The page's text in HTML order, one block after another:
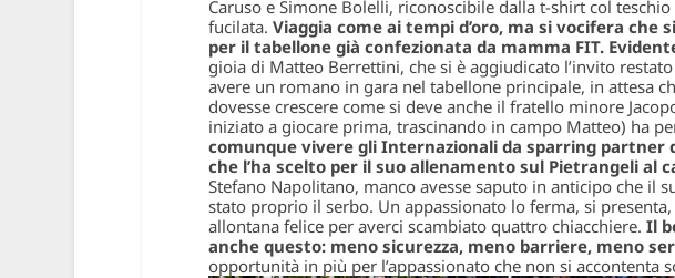
Caruso e Simone Bolelli, riconoscibile dalla t-shirt col
fucilata. Viaggia come ai tempi d’oro, ma si vocifera che
per il tabellone già confezionata da mamma FIT.
gioia di Matteo Berrettini, che si è aggiudicato l’invito
avere un romano in gara nel tabellone principale, in attesa
dovesse crescere come si deve anche il fratello minore
iniziato a giocare prima, trascinando in campo Matteo) ha
comunque vivere gli Internazionali da sparring partner
che l’ha scelto per il suo allenamento sul Pietrangeli al
Stefano Napolitano, manco avesse saputo in anticipo che il
stato proprio il serbo. Un appassionato lo ferma, si presenta,
allontana felice per averci scambiato quattro chiacchiere. Il
anche questo: meno sicurezza, meno barriere, meno
opportunità in più per l’appassionato che non si accontenta